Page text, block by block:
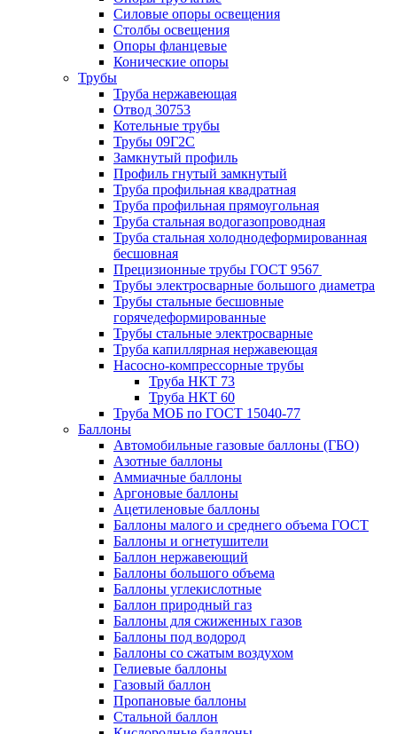
Силовые опоры освещения
Столбы освещения
Опоры фланцевые
Конические опоры
Трубы
Труба нержавеющая
Отвод 30753
Котельные трубы
Трубы 09Г2С
Замкнутый профиль
Профиль гнутый замкнутый
Труба профильная квадратная
Труба профильная прямоугольная
Труба стальная водогазопроводная
Труба стальная холоднодеформированная
бесшовная
Прецизионные трубы ГОСТ 9567
Трубы электросварные большого диаметра
Трубы стальные бесшовные
горячедеформированные
Трубы стальные электросварные
Труба капиллярная нержавеющая
Насосно-компрессорные трубы
Труба НКТ 73
Труба НКТ 60
Труба МОБ по ГОСТ 15040-77
Баллоны
Автомобильные газовые баллоны (ГБО)
Азотные баллоны
Аммиачные баллоны
Аргоновые баллоны
Ацетиленовые баллоны
Баллоны малого и среднего объема ГОСТ
Баллоны и огнетушители
Баллон нержавеющий
Баллоны большого объема
Баллоны углекислотные
Баллон природный газ
Баллоны для сжиженных газов
Баллоны под водород
Баллоны со сжатым воздухом
Гелиевые баллоны
Газовый баллон
Пропановые баллоны
Стальной баллон